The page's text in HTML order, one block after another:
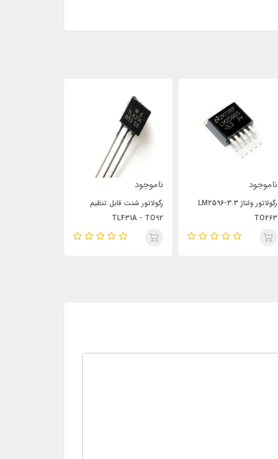
ناموجود
رگولاتور ولتاژ LM2596-3.3
TO263
ناموجود
رگولاتور شنت قابل تنظیم
TL431A - TO92